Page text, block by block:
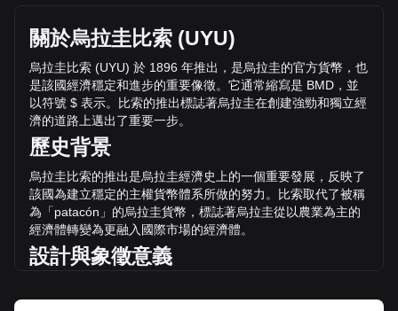
$1,732,805,832,262.48 UYU。 的交易量在過去24小時內下
跌了 Solana%（$5,759,369,154.63 UYU），而同期
$59,142,637,214.96 的交易量為 +9.74 。
透過 Bitget 了解更多 Solana 相關資訊
Solana 價格
Solana價格預測
什麼是 Solana（SOL）？
Solana 收益計算器
關於烏拉圭比索 (UYU)
烏拉圭比索 (UYU) 於 1896 年推出，是烏拉圭的官方貨幣，也
是該國經濟穩定和進步的重要像徵。它通常縮寫是 BMD ，並
以符號 $ 表示。比索的推出標誌著烏拉圭在創建強勁和獨立經
濟的道路上邁出了重要一步。
歷史背景
烏拉圭比索的推出是烏拉圭經濟史上的一個重要發展，反映了
該國為建立穩定的主權貨幣體系所做的努力。比索取代了被稱
為「patacón 」的烏拉圭貨幣，標誌著烏拉圭從以農業為主的
經濟體轉變為更融入國際市場的經濟體。
設計與象徵意義
硬幣上印有民族英雄、地標以及烏拉圭豐富動植物的象徵圖